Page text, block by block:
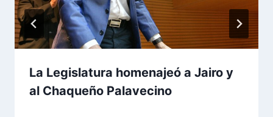
La Legislatura homenajeó a Jairo y
al Chaqueño Palavecino